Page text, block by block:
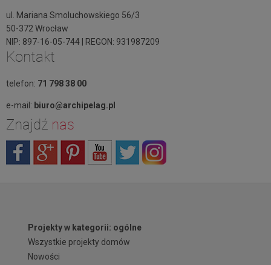
ul. Mariana Smoluchowskiego 56/3
50-372 Wrocław
NIP: 897-16-05-744 | REGON: 931987209
Kontakt
telefon: 71 798 38 00
e-mail: biuro@archipelag.pl
Znajdź nas
Projekty w kategorii: ogólne
Wszystkie projekty domów
Nowości